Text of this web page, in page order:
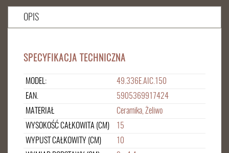
OPIS
SPECYFIKACJA TECHNICZNA
MODEL:
49.336E.AIC.150
EAN.
5905369917424
MATERIAŁ
Ceramika, Żeliwo
WYSOKOŚĆ CAŁKOWITA (CM)
15
WYPUST CAŁKOWITY (CM)
10